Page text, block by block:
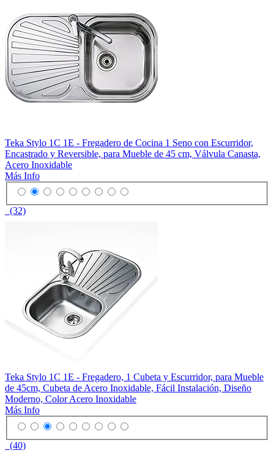
Teka Stylo 1C 1E - Fregadero de Cocina 1 Seno con Escurridor,
Encastrado y Reversible, para Mueble de 45 cm, Válvula Canasta,
Acero Inoxidable
Más Info
(32)
Teka Stylo 1C 1E - Fregadero, 1 Cubeta y Escurridor, para Mueble
de 45cm, Cubeta de Acero Inoxidable, Fácil Instalación, Diseño
Moderno, Color Acero Inoxidable
Más Info
(40)